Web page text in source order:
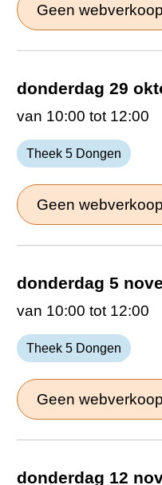
Geen webverkoop
donderdag 29
van 10:00 tot 12:00
Theek 5 Dongen
Geen webverkoop
donderdag 5
van 10:00 tot 12:00
Theek 5 Dongen
Geen webverkoop
donderdag 12